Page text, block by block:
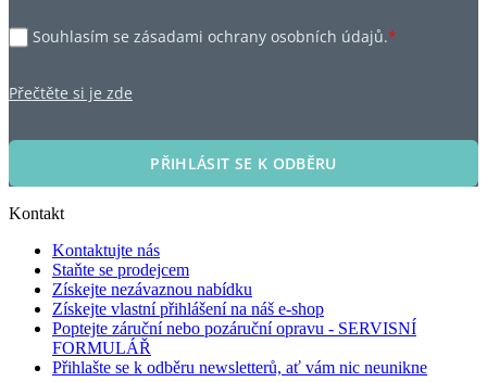
Souhlasím se zásadami ochrany osobních údajů.*
Přečtěte si je zde
PŘIHLÁSIT SE K ODBĚRU
Kontakt
Kontaktujte nás
Staňte se prodejcem
Získejte nezávaznou nabídku
Získejte vlastní přihlášení na náš e-shop
Poptejte záruční nebo pozáruční opravu - SERVISNÍ
FORMULÁŘ
Přihlašte se k odběru newsletterů, ať vám nic neunikne